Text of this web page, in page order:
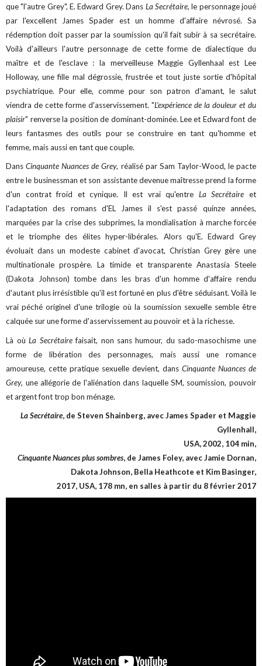
que "l'autre Grey", E. Edward Grey. Dans La Secrétaire, le personnage joué
par l'excellent James Spader est un homme d'affaire névrosé. Sa
rédemption doit passer par la soumission qu'il fait subir à sa secrétaire.
Voilà d'ailleurs l'autre personnage de cette forme de dialectique du
maître et de l'esclave : la merveilleuse Maggie Gyllenhaal est Lee
Holloway, une fille mal dégrossie, frustrée et tout juste sortie d'hôpital
psychiatrique. Pour elle, comme pour son patron d'amant, le salut
viendra de cette forme d'asservissement. "L’expérience de la douleur et du
plaisir" renverse la position de dominant-dominée. Lee et Edward font de
leurs fantasmes des outils pour se construire en tant qu'homme et
femme, mais aussi en tant que couple.
DansCinquante Nuances de Grey, réalisé par Sam Taylor-Wood, le pacte
entre le businessman et son assistante devenue maîtresse prend la forme
d'un contrat froid et cynique. Il est vrai qu'entre La Secrétaire et
l'adaptation des romans d'EL James il s'est passé quinze années,
marquées par la crise des subprimes, la mondialisation à marche forcée
et le triomphe des élites hyper-libérales. Alors qu'E. Edward Grey
évoluait dans un modeste cabinet d'avocat, Christian Grey gère une
multinationale prospère. La timide et transparente Anastasia Steele
(Dakota Johnson) tombe dans les bras d'un homme d'affaire rendu
d'autant plus irrésistible qu'il est fortuné en plus d'être séduisant. Voilà le
vrai péché originel d'une trilogie où la soumission sexuelle semble être
calquée sur une forme d'asservissement au pouvoir et à la richesse.
Là oùLa Secrétairefaisait, non sans humour, du sado-masochisme une
forme de libération des personnages, mais aussi une romance
amoureuse, cette pratique sexuelle devient, dans Cinquante Nuances de
Grey, une allégorie de l'aliénation dans laquelle SM, soumission, pouvoir
et argent font trop bon ménage.
La Secrétaire, de Steven Shainberg, avec James Spader et Maggie
Gyllenhall,
USA, 2002, 104 min,
Cinquante Nuances plus sombres, de James Foley, avec Jamie Dornan,
Dakota Johnson, Bella Heathcote et Kim Basinger,
2017, USA, 178 mn, en salles à partir du 8 février 2017